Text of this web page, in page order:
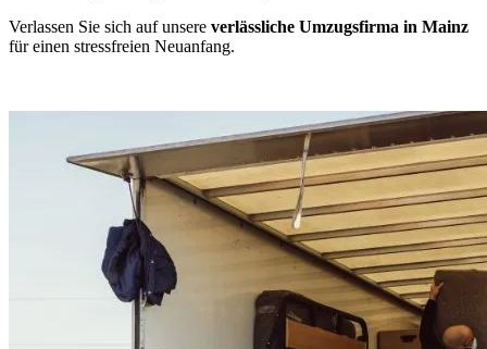
Verlassen Sie sich auf unsere verlässliche Umzugsfirma in Mainz
für einen stressfreien Neuanfang.